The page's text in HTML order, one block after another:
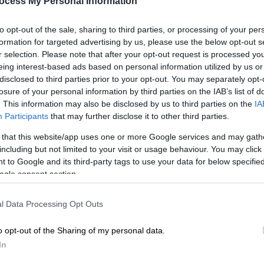
opt-out of the sale, sharing to third parties, or processing of your
for targeted advertising by us, please use the below opt-out
selection. Please note that after your opt-out request is processed
interest-based ads based on personal information utilized by us
to third parties prior to your opt-out. You may separately
of your personal information by third parties on the IAB’s list of
This information may also be disclosed by us to third parties on the
Participants that may further disclose it to other third parties.
that this website/app uses one or more Google services and may
but not limited to your visit or usage behaviour. You may
to Google and its third-party tags to use your data for below
consent section.
Data Processing Opt Outs
opt-out of the Sharing of my personal data.
το ΕΘΝΟΣ στη Google
παρουσιαστή ειδήσεων Κρις Κουόμο αφού
στη διάρκεια έρευνας σχετικά με τις
του, τον πρώην κυβερνήτη της Νέας
της ειδησεογραφικής εκπομπής του